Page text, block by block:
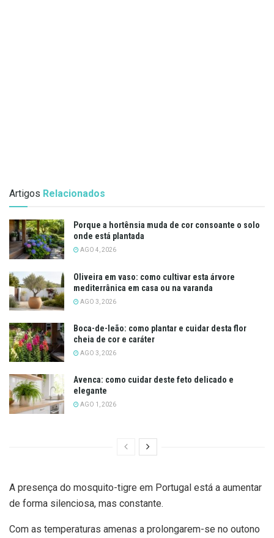
Artigos Relacionados
Porque a hortênsia muda de cor consoante o solo
onde está plantada
AGO 4, 2026
Oliveira em vaso: como cultivar esta árvore
mediterrânica em casa ou na varanda
AGO 3, 2026
Boca-de-leão: como plantar e cuidar desta flor
cheia de cor e caráter
AGO 3, 2026
Avenca: como cuidar deste feto delicado e
elegante
AGO 1, 2026
A presença do mosquito-tigre em Portugal está a aumentar
de forma silenciosa, mas constante.
Com as temperaturas amenas a prolongarem-se no outono